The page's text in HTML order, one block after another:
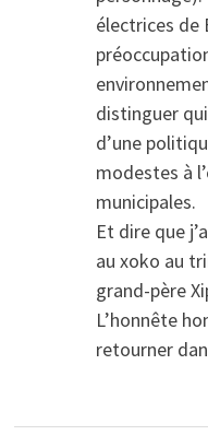
électrices de
distinguer
d’une
modestes à
municipales.
Et dire que
au xoko au
grand-père
L’honnête
retourner